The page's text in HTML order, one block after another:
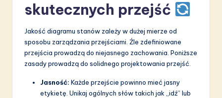
skutecznych przejść
Jakość diagramu stanów zależy w dużej mierze od
sposobu zarządzania przejściami. Źle zdefiniowane
przejścia prowadzą do niejasnego zachowania. Poniższe
zasady prowadzą do solidnego projektowania przejść.
Jasność: Każde przejście powinno mieć jasny
etykietę. Unikaj ogólnych słów takich jak „idź” lub